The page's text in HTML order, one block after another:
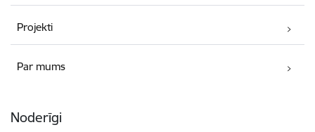
Projekti
Par mums
Noderīgi